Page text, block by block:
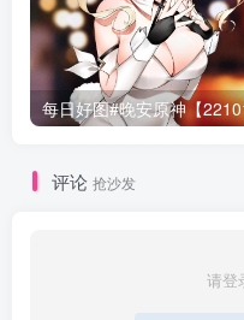
每日好图#晚安原神【
评论 抢沙发
请登